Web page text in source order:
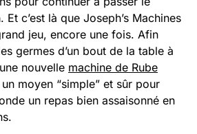
c’est là que Joseph’s Machines
jeu, encore une fois. Afin
germes d’un bout de la table à
nouvelle machine de Rube
moyen “simple” et sûr pour
un repas bien assaisonné en